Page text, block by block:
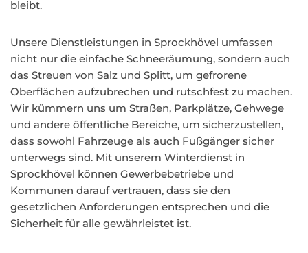
bleibt.
Unsere Dienstleistungen in Sprockhövel umfassen
nicht nur die einfache Schneeräumung, sondern auch
das Streuen von Salz und Splitt, um gefrorene
Oberflächen aufzubrechen und rutschfest zu machen.
Wir kümmern uns um Straßen, Parkplätze, Gehwege
und andere öffentliche Bereiche, um sicherzustellen,
dass sowohl Fahrzeuge als auch Fußgänger sicher
unterwegs sind. Mit unserem Winterdienst in
Sprockhövel können Gewerbebetriebe und
Kommunen darauf vertrauen, dass sie den
gesetzlichen Anforderungen entsprechen und die
Sicherheit für alle gewährleistet ist.